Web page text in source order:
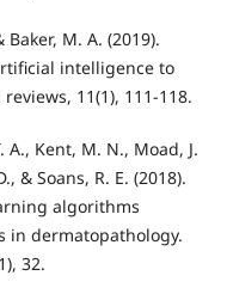
M. A. (2019).
intelligence to
11(1), 111-118.
A., Kent, M. N., Moad, J.
& Soans, R. E. (2018).
algorithms
in dermatopathology.
32.